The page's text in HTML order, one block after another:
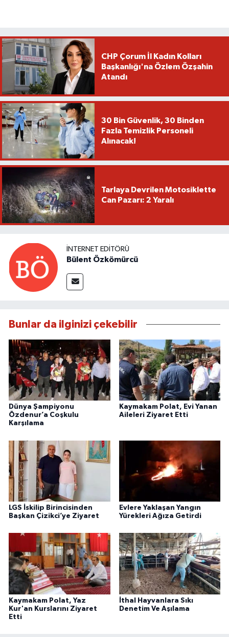
CHP Çorum İl Kadın Kolları
Başkanlığı'na Özlem Özşahin
Atandı
30 Bin Güvenlik, 30 Binden
Fazla Temizlik Personeli
Alınacak!
Tarlaya Devrilen Motosiklette
Can Pazarı: 2 Yaralı
İNTERNET EDITÖRÜ
Bülent Özkömürcü
Bunlar da ilginizi çekebilir
Dünya Şampiyonu
Özdenur’a Coşkulu
Karşılama
Kaymakam Polat, Evi Yanan
Aileleri Ziyaret Etti
LGS İskilip Birincisinden
Başkan Çizikci’ye Ziyaret
Evlere Yaklaşan Yangın
Yürekleri Ağıza Getirdi
Kaymakam Polat, Yaz
Kur'an Kurslarını Ziyaret
Etti
İthal Hayvanlara Sıkı
Denetim Ve Aşılama